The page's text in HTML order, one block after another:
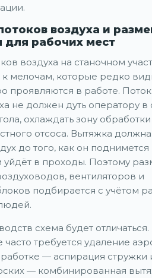
воздуха и
для рабочих мест
воздуха на станочном
к мелочам, которые редко
проявляются в работе. Поток
не должен дуть оператору в
охлаждать зону
отсоса. Вытяжка должна
до того, как он поднимется
уйдёт в проходы. Поэтому
вентиляторов и
подбирается с учётом
схема будет отличаться.
часто требуется удаление
— аспирация стружки
— комбинированная